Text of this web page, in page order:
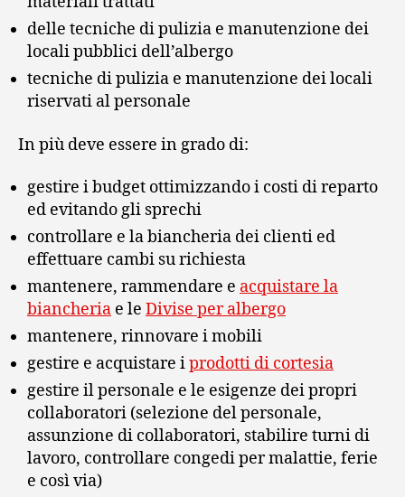
delle tecniche di pulizia e manutenzione dei
locali pubblici dell’albergo
tecniche di pulizia e manutenzione dei locali
riservati al personale
In più deve essere in grado di:
gestire i budget ottimizzando i costi di reparto
ed evitando gli sprechi
controllare e la biancheria dei clienti ed
effettuare cambi su richiesta
mantenere, rammendare e acquistare la
biancheria e le Divise per albergo
mantenere, rinnovare i mobili
gestire e acquistare iprodotti di cortesia
gestire il personale e le esigenze dei propri
collaboratori (selezione del personale,
assunzione di collaboratori, stabilire turni di
lavoro, controllare congedi per malattie, ferie
e così via)